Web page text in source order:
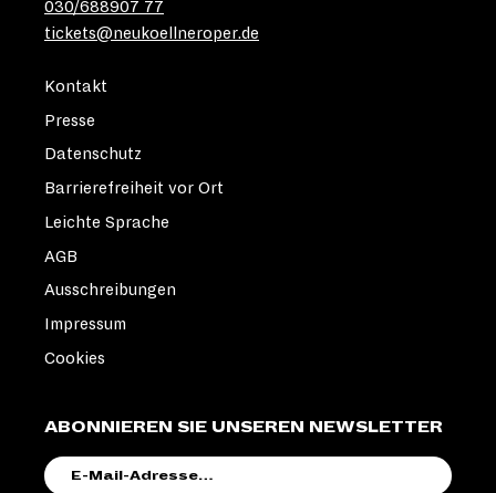
030/688907 77
tickets@neukoellneroper.de
ABONNIEREN SIE UNSEREN NEWSLETTER
MAIL-
Kontakt
Presse
Datenschutz
Barrierefreiheit vor Ort
Leichte Sprache
AGB
Ausschreibungen
Impressum
Cookies